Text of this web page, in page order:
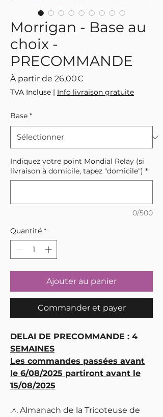
Morrigan - Base au
choix -
PRECOMMANDE
À partir de 26,00€
promotionnel
TVA Incluse | Info livraison gratuite
Base *
Indiquez votre point Mondial Relay (si
livraison à domicile, tapez "domicile") *
0/500
Quantité *
Ajouter au panier
Commander et payer
DELAI DE PRECOMMANDE : 4
SEMAINES
Les commandes passées avant
le 6/08/2025 partiront avant le
15/08/2025
.^. Almanach de la Tricoteuse de